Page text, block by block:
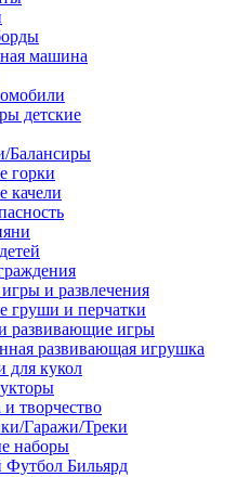
машина
детские
Балансиры
горки
качели
и развлечения
груши и перчатки
развивающие игры
развивающая игрушка
для кукол
творчество
Гаражи/Треки
наборы
Футбол Бильярд